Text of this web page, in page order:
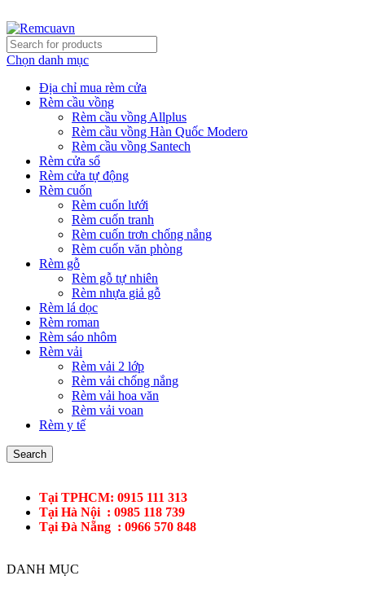
Chọn danh mục
Địa chỉ mua rèm cửa
Rèm cầu vồng
Rèm cầu vồng Allplus
Rèm cầu vồng Hàn Quốc Modero
Rèm cầu vồng Santech
Rèm cửa sổ
Rèm cửa tự động
Rèm cuốn
Rèm cuốn lưới
Rèm cuốn tranh
Rèm cuốn trơn chống nắng
Rèm cuốn văn phòng
Rèm gỗ
Rèm gỗ tự nhiên
Rèm nhựa giả gỗ
Rèm lá dọc
Rèm roman
Rèm sáo nhôm
Rèm vải
Rèm vải 2 lớp
Rèm vải chống nắng
Rèm vải hoa văn
Rèm vải voan
Rèm y tế
Search
Tại TPHCM: 0915 111 313
Tại Hà Nội : 0985 118 739
Tại Đà Nẵng : 0966 570 848
DANH MỤC